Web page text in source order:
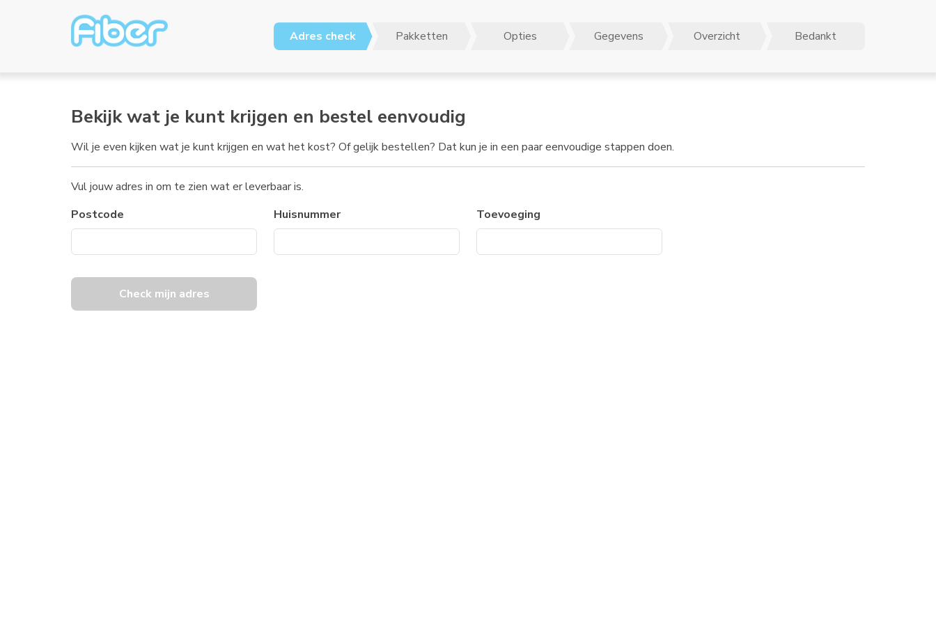
Adres check Pakketten Opties Gegevens Overzicht Bedankt
Bekijk wat je kunt krijgen en bestel eenvoudig
Wil je even kijken wat je kunt krijgen en wat het kost? Of gelijk bestellen? Dat kun je in een paar eenvoudige stappen doen.
Vul jouw adres in om te zien wat er leverbaar is.
Postcode
Huisnummer Toevoeging
Check mijn adres